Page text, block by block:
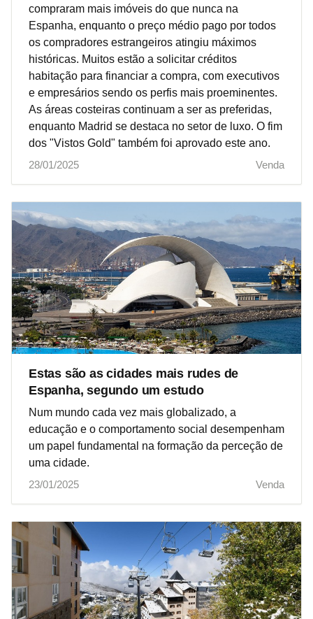
compraram mais imóveis do que nunca na
Espanha, enquanto o preço médio pago por todos
os compradores estrangeiros atingiu máximos
históricas. Muitos estão a solicitar créditos
habitação para financiar a compra, com executivos
e empresários sendo os perfis mais proeminentes.
As áreas costeiras continuam a ser as preferidas,
enquanto Madrid se destaca no setor de luxo. O fim
dos "Vistos Gold" também foi aprovado este ano.
28/01/2025
Venda
Estas são as cidades mais rudes de
Espanha, segundo um estudo
Num mundo cada vez mais globalizado, a
educação e o comportamento social desempenham
um papel fundamental na formação da perceção de
uma cidade.
23/01/2025
Venda